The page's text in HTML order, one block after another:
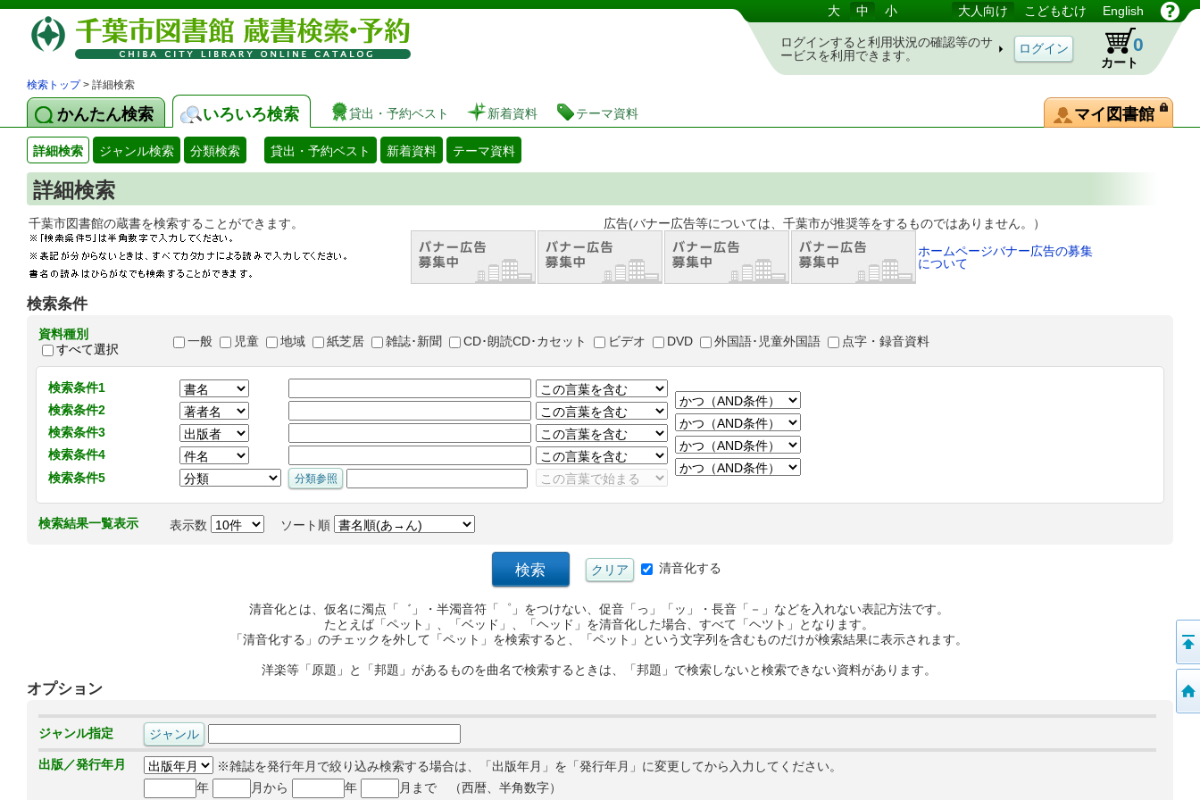
図書館 蔵書検索・予約システム 大 中 小 大人向け こどもむけ English
ログインすると利用状況の確認等のサ
ービスを利用できます。
カート
0
検索トップ> 詳細検索
かんたん検索 いろいろ検索 貸出・予約ベスト 新着資料 テーマ資料 マイ図書館
詳細検索 ジャンル検索 分類検索 貸出・予約ベスト 新着資料 テーマ資料
詳細検索
千葉市図書館の蔵書を検索することができます。 広告(バナー広告等については、千葉市が推奨等をするものではありません。）
ホームページバナー広告の募集
について
検索条件
資料種別
すべて選択
一般 児童 地域 紙芝居 雑誌･新聞 CD･朗読CD･カセット ビデオ DVD 外国語･児童外国語 点字・録音資料
検索条件1
検索条件2
検索条件3
検索条件4
検索条件5
検索結果一覧表示 表示数 ソート順
清音化する
清音化とは、仮名に濁点「゛」・半濁音符「゜」をつけない、促音「っ」「ッ」・長音「－」などを入れない表記方法です。
たとえば「ペット」、「ベッド」、「ヘッド」を清音化した場合、すべて「ヘツト」となります。
「清音化する」のチェックを外して「ペット」を検索すると、「ペット」という文字列を含むものだけが検索結果に表示されます。
洋楽等「原題」と「邦題」があるものを曲名で検索するときは、「邦題」で検索しないと検索できない資料があります。
オプション
ジャンル指定
出版／発行年月
※雑誌を発行年月で絞り込み検索する場合は、「出版年月」を「発行年月」に変更してから入力してください。
年
月から 年 月まで （西暦、半角数字）